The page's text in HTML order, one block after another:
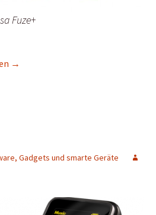
Fuze+
Sansa Fuze+ – ein Triumph der
→
Gadgets und smarte Geräte